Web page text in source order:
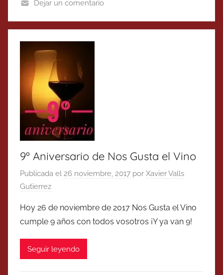
Dejar un comentario
9º Aniversario de Nos Gusta el Vino
Publicada el 26 noviembre, 2017 por Xavier Valls
Gutierrez
Hoy 26 de noviembre de 2017 Nos Gusta el Vino
cumple 9 años con todos vosotros ¡Y ya van 9!
Seguir leyendo